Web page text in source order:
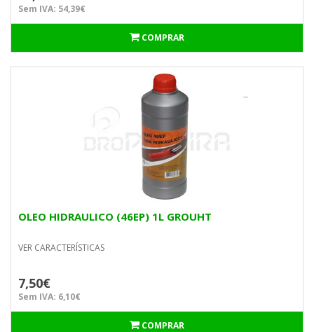
Sem IVA: 54,39€
COMPRAR
OLEO HIDRAULICO (46EP) 1L GROUHT
VER CARACTERÍSTICAS
7,50€
Sem IVA: 6,10€
COMPRAR